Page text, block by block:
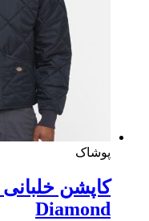
خلبانی